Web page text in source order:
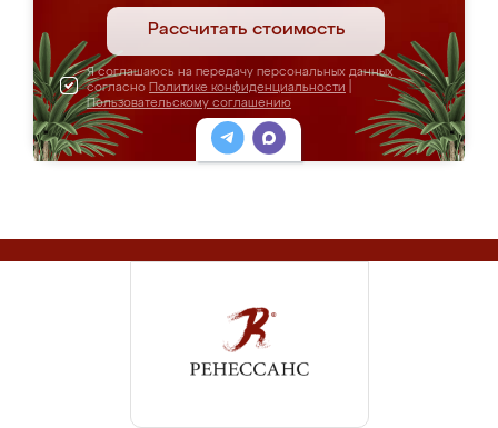
Рассчитать стоимость
Я соглашаюсь на передачу персональных данных
согласно Политике конфиденциальности
Пользовательскому соглашению